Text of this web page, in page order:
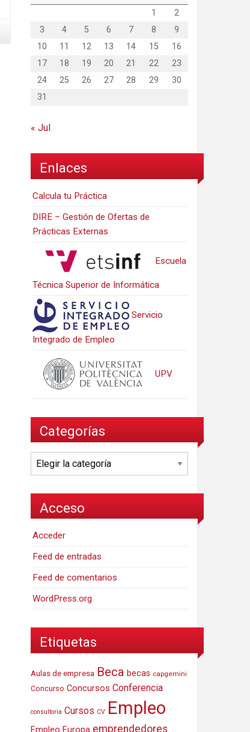
1
2
3
4 5 6 7 8
9
10
11 12 13 14 15
16
17
18 19 20 21 22
23
24
25 26 27 28 29
30
31
« Jul
Enlaces
Calcula tu Práctica
DIRE – Gestión de Ofertas de
Prácticas Externas
Escuela
Técnica Superior de Informática
Servicio
Integrado de Empleo
UPV
Categorías
Categorías
Acceso
Acceder
Feed de entradas
Feed de comentarios
WordPress.org
Etiquetas
Aulas de empresa Beca becas capgemini
Concurso Concursos Conferencia
consultoria Cursos CV Empleo
Empleo Europa emprendedores